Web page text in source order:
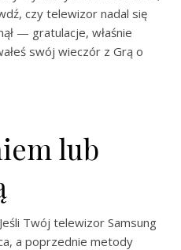
czy telewizor nadal się
— gratulacje, właśnie
swój wieczór z Grą o
lub
Twój telewizor Samsung
a poprzednie metody